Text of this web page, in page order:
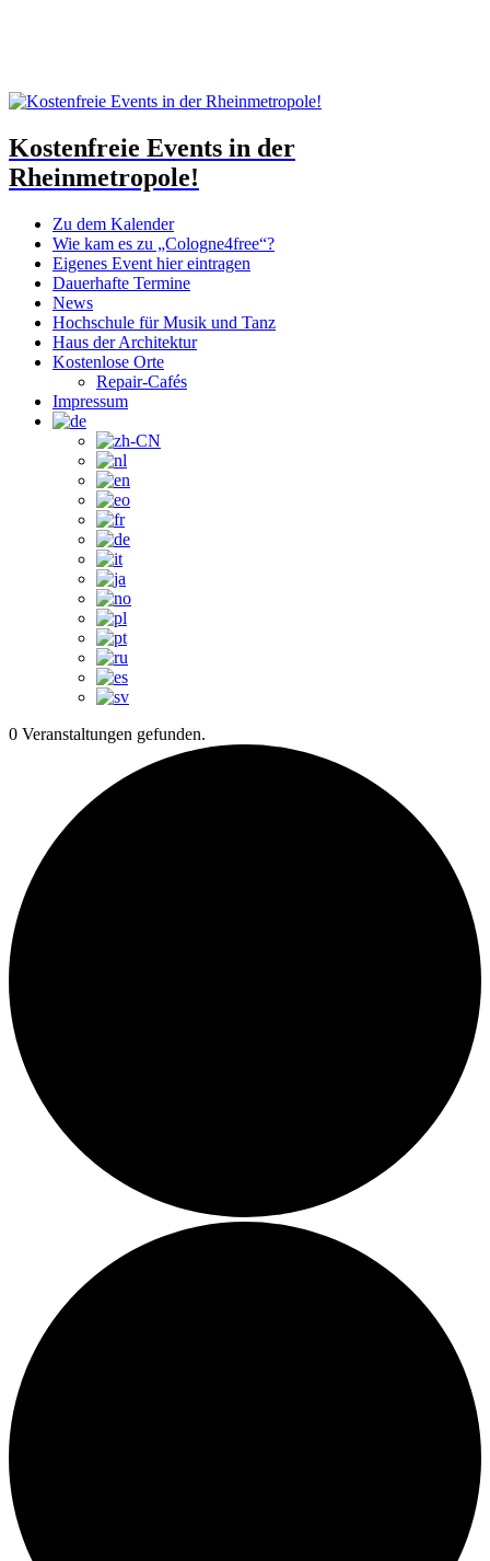
Kostenfreie Events in der
Rheinmetropole!
Zu dem Kalender
Wie kam es zu „Cologne4free“?
Eigenes Event hier eintragen
Dauerhafte Termine
News
Hochschule für Musik und Tanz
Haus der Architektur
Kostenlose Orte
Repair-Cafés
Impressum
0 Veranstaltungen gefunden.